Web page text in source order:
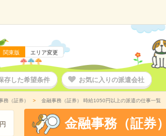
関東版 エリア変更
存した希望条件 お気に入りの派遣会社
務（証券） 金融事務（証券） 時給1050円以上の派遣の仕事一覧
円 金融事務（証券）